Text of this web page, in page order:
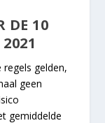
DE 10
gelden,
geen
gemiddelde